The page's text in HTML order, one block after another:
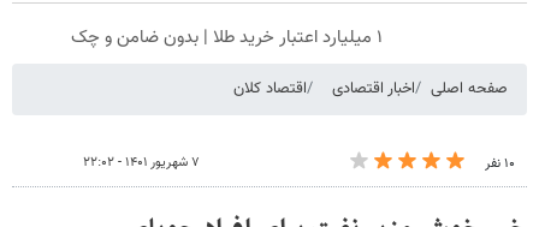
۱ میلیارد اعتبار خرید طلا | بدون ضامن و چک
صفحه اصلی اخبار اقتصادی اقتصاد کلان
۱۰ نفر ۷ شهریور ۱۴۰۱ - ۲۲:۰۲